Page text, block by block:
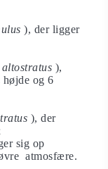
), der ligger
altostratus ),
højde og 6
), der
sig op
atmosfære.